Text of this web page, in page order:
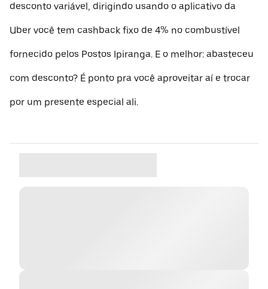
desconto variável, dirigindo usando o aplicativo da
Uber você tem cashback fixo de 4% no combustível
fornecido pelos Postos Ipiranga. E o melhor: abasteceu
com desconto? É ponto pra você aproveitar aí e trocar
por um presente especial ali.